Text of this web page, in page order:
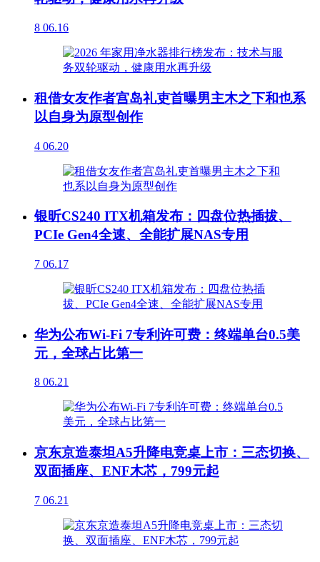
8 06.16
租借女友作者宫岛礼吏首曝男主木之下和也系
以自身为原型创作
4 06.20
银昕CS240 ITX机箱发布：四盘位热插拔、
PCIe Gen4全速、全能扩展NAS专用
7 06.17
华为公布Wi-Fi 7专利许可费：终端单台0.5美
元，全球占比第一
8 06.21
京东京造泰坦A5升降电竞桌上市：三态切换、
双面插座、ENF木芯，799元起
7 06.21